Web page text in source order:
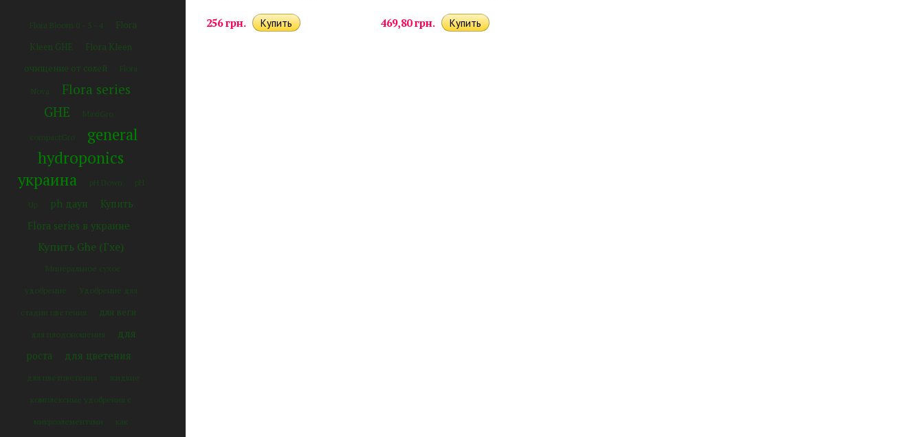
Flora Bloom 0 - 5 - 4
Flora
Kleen GHE
Flora Kleen
очищение от солей
Flora
Nova
Flora series
GHE
MaxiGro
compactGro
general
hydroponics
украина
pH Down pH
Up ph даун
Купить
Flora series в украине
Купить Ghe (Гхе)
Минеральное сухое
удобрение Удобрение для
стадии цветения для веги
для плодоношения
для
роста
для цветения
для цветцветения жидкие
комплексные удобрения с
микроэлементами как
256 грн. 469,80 грн.